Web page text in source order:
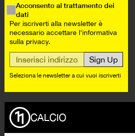
Acconsento altrattamento dei
dati
Per iscriverti alla newsletter è
necessario accettare l'informativa
sulla privacy.
Seleziona le newsletter a cui vuoi iscriverti
CALCIO